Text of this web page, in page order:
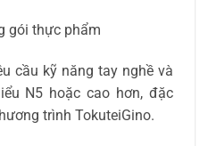
gói thực phẩm
cầu kỹ năng tay nghề và
N5 hoặc cao hơn, đặc
trình TokuteiGino.